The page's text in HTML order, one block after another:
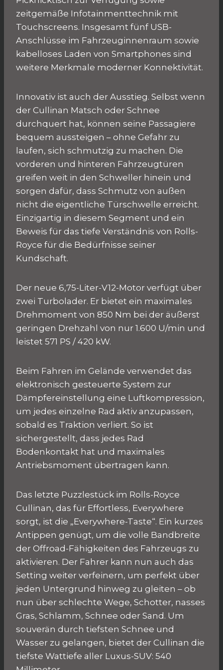
zeitgemäße Infotainmenttechnik mit
Touchscreens. Insgesamt fünf USB-
Anschlüsse im Fahrzeuginnenraum sowie
kabelloses Laden von Smartphones sind
weitere Merkmale moderner Konnektivität.
Innovativ ist auch der Ausstieg. Selbst wenn
der Cullinan Matsch oder Schnee
durchquert hat, können seine Passagiere
bequem aussteigen – ohne Gefahr zu
laufen, sich schmutzig zu machen. Die
vorderen und hinteren Fahrzeugtüren
greifen weit in den Schweller hinein und
sorgen dafür, dass Schmutz von außen
nicht die eigentliche Türschwelle erreicht.
Einzigartig in diesem Segment und ein
Beweis für das tiefe Verständnis von Rolls-
Royce für die Bedürfnisse seiner
Kundschaft.
Der neue 6,75-Liter-V12-Motor verfügt über
zwei Turbolader. Er bietet ein maximales
Drehmoment von 850 Nm bei der äußerst
geringen Drehzahl von nur 1.600 U/min und
leistet 571 PS / 420 kW.
Beim Fahren im Gelände verwendet das
elektronisch gesteuerte System zur
Dämpfereinstellung eine Luftkompression,
um jedes einzelne Rad aktiv anzupassen,
sobald es Traktion verliert. So ist
sichergestellt, dass jedes Rad
Bodenkontakt hat und maximales
Antriebsmoment übertragen kann.
Das letzte Puzzlestück im Rolls-Royce
Cullinan, das für Effortless, Everywhere
sorgt, ist die „Everywhere-Taste“. Ein kurzes
Antippen genügt, um die volle Bandbreite
der Offroad-Fähigkeiten des Fahrzeugs zu
aktivieren. Der Fahrer kann nun auch das
Setting weiter verfeinern, um perfekt über
jeden Untergrund hinweg zu gleiten – ob
nun über schlechte Wege, Schotter, nasses
Gras, Schlamm, Schnee oder Sand. Um
souverän durch tiefsten Schnee und
Wasser zu gelangen, bietet der Cullinan die
tiefste Wattiefe aller Luxus-SUV: 540